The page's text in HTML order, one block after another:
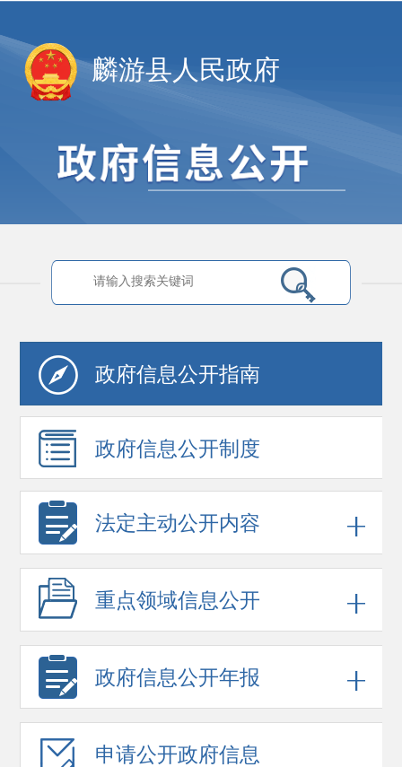
麟游县人民政府
政府信息公开指南
政府信息公开制度
法定主动公开内容
重点领域信息公开
政府信息公开年报
申请公开政府信息